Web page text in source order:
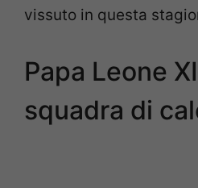
vissuto in questa
Papa Leone
squadra di